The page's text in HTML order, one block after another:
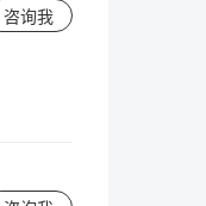
咨询我